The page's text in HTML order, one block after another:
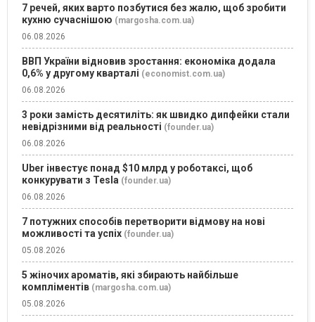
7 речей, яких варто позбутися без жалю, щоб зробити
кухню сучаснішою (margosha.com.ua)
06.08.2026
ВВП України відновив зростання: економіка додала
0,6% у другому кварталі (economist.com.ua)
06.08.2026
3 роки замість десятиліть: як швидко дипфейки стали
невідрізними від реальності (founder.ua)
06.08.2026
Uber інвестує понад $10 млрд у роботаксі, щоб
конкурувати з Tesla (founder.ua)
06.08.2026
7 потужних способів перетворити відмову на нові
можливості та успіх (founder.ua)
05.08.2026
5 жіночих ароматів, які збирають найбільше
компліментів (margosha.com.ua)
05.08.2026